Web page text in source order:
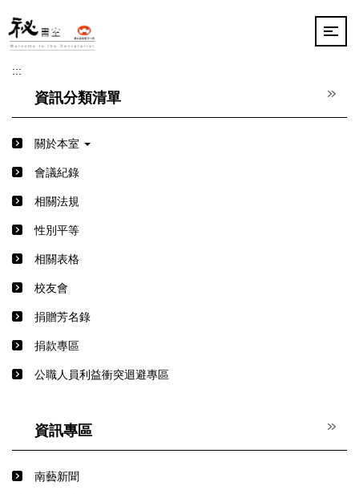
到
主
內
:::
資訊分類清單
關於本室
會議紀錄
相關法規
性別平等
相關表格
校友會
捐贈芳名錄
捐款專區
公職人員利益衝突迴避專區
資訊專區
南藝新聞